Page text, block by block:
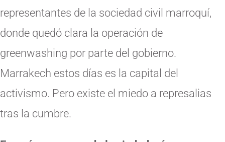
representantes de la sociedad civil marroquí,
donde quedó clara la operación de
greenwashing por parte del gobierno.
Marrakech estos días es la capital del
activismo. Pero existe el miedo a represalias
tras la cumbre.